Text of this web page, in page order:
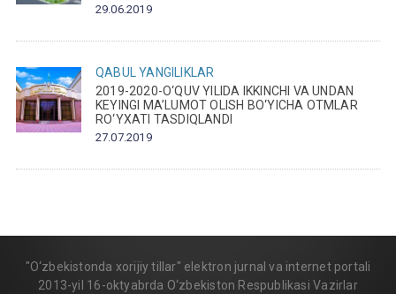
29.06.2019
QABUL YANGILIKLAR
2019-2020-O‘QUV YILIDA IKKINCHI VA UNDAN
KEYINGI MA’LUMOT OLISH BO‘YICHA OTMLAR
RO‘YXATI TASDIQLANDI
27.07.2019
"O‘zbekistonda xorijiy tillar" elektron jurnal va internet portali
2013-yil 16-oktyabrda O‘zbekiston Respublikasi Vazirlar